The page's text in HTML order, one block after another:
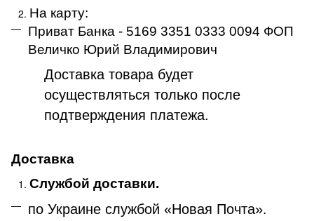
На карту:
Приват Банка - 5169 3351 0333 0094 ФОП
Величко Юрий Владимирович
Доставка товара будет
осуществляться только после
подтверждения платежа.
Доставка
Службой доставки.
по Украине службой «Новая Почта».